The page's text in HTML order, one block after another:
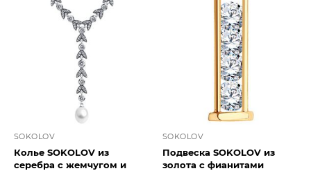
SOKOLOV
Колье SOKOLOV из
серебра с жемчугом и
SOKOLOV
Подвеска SOKOLOV из
золота с фианитами